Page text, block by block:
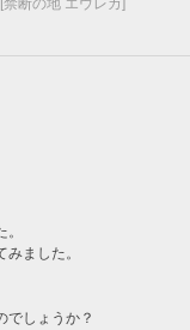
[禁断の地 エウレカ]
ました。
でしょうか？